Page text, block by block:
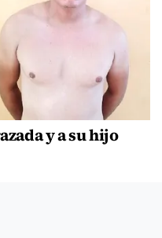
y a su hijo